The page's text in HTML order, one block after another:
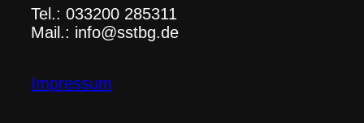
Tel.: 033200 285311
Mail.: info@sstbg.de
Impressum